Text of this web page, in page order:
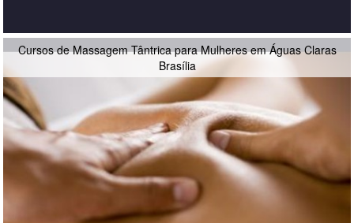
Cursos de Massagem Tântrica para Mulheres em Águas Claras
Brasília